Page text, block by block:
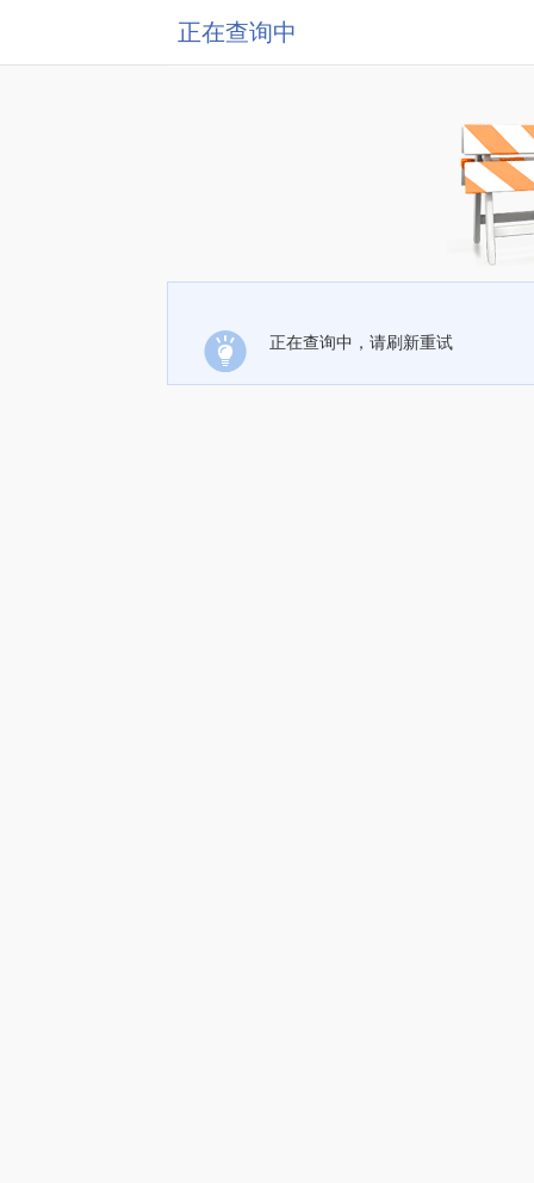
正在查询中
正在查询中，请刷新重试